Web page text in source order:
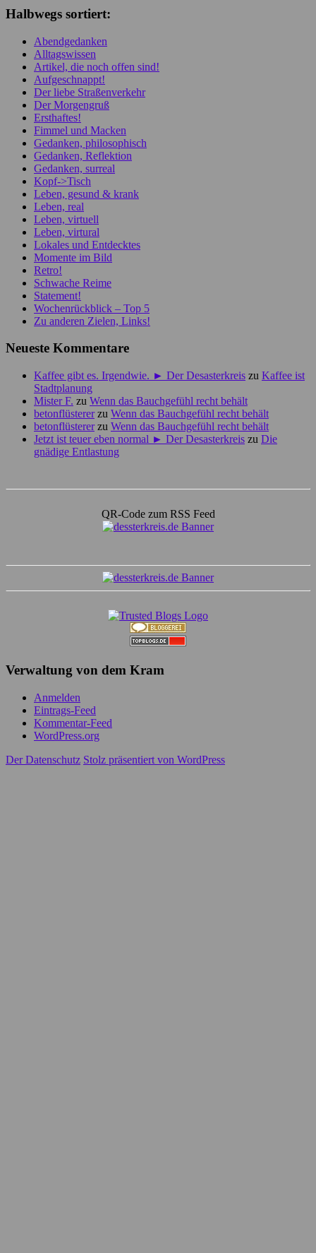
Halbwegs sortiert:
Abendgedanken
Alltagswissen
Artikel, die noch offen sind!
Aufgeschnappt!
Der liebe Straßenverkehr
Der Morgengruß
Ersthaftes!
Fimmel und Macken
Gedanken, philosophisch
Gedanken, Reflektion
Gedanken, surreal
Kopf->Tisch
Leben, gesund & krank
Leben, real
Leben, virtuell
Leben, virtural
Lokales und Entdecktes
Momente im Bild
Retro!
Schwache Reime
Statement!
Wochenrückblick – Top 5
Zu anderen Zielen, Links!
Neueste Kommentare
Kaffee gibt es. Irgendwie. ► Der Desasterkreis zu Kaffee ist
Stadtplanung
Mister F. zu Wenn das Bauchgefühl recht behält
betonflüstererzu Wenn das Bauchgefühl recht behält
betonflüstererzu Wenn das Bauchgefühl recht behält
Jetzt ist teuer eben normal ► Der Desasterkreis zu Die
gnädige Entlastung
QR-Code zum RSS Feed
Verwaltung von dem Kram
Anmelden
Eintrags-Feed
Kommentar-Feed
WordPress.org
Der Datenschutz Stolz präsentiert von WordPress